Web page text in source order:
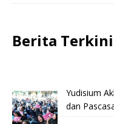
Berita Terkini
Yudisium
dan